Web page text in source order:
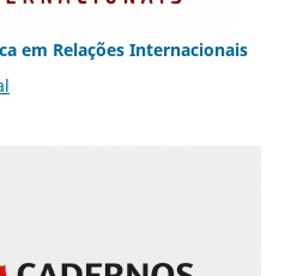
em Relações Internacionais